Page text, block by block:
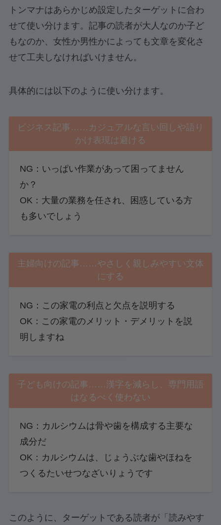
トンマナはあらかじめ設定したターゲットに合わ
せて使い分けます。記事の読者が大人なのか子ど
もなのか、女性か男性かによっても文章を変化さ
せて工夫しなければいけません。
具体的には以下のように使い分けます。
ビジネス記事……カジュアルな言い回しや語り
かけ表現は避ける
NG：いっぱい作業があって困ってません
か？
OK：大量の業務を任され、困惑している方
も多いでしょう
主婦向けの記事……やさしく親しみやすい文体
にする
NG：この家電の利点と欠点を説明する
OK：この家電のメリット・デメリットを説
明しますね
子ども向けの記事……漢字を減らし、専門用語
はなるべく使わない
NG：カルシウムは骨や歯を構成する主要な
成分だ
OK：カルシウムは、じょうぶな歯やほねを
つくるたいせつなざいりょうです
このように、ターゲットである読者が「読みやす